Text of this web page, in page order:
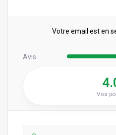
Votre email est en
Avis
Vos